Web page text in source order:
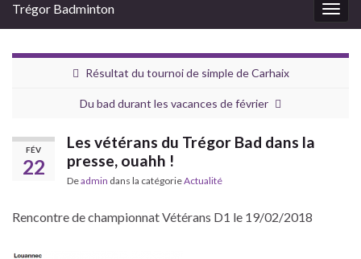
Trégor Badminton
Résultat du tournoi de simple de Carhaix
Du bad durant les vacances de février
FÉV
22
Les vétérans du Trégor Bad dans la
presse, ouahh !
Deadmin dans la catégorieActualité
Rencontre de championnat Vétérans D1 le 19/02/2018